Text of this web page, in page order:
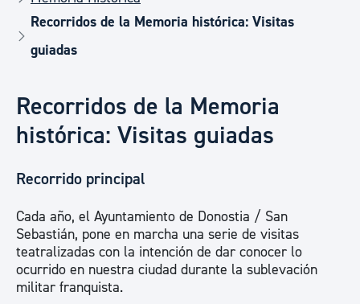
Recorridos de la Memoria histórica: Visitas
guiadas
Recorridos de la Memoria
histórica: Visitas guiadas
Recorrido principal
Cada año, el Ayuntamiento de Donostia / San
Sebastián, pone en marcha una serie de visitas
teatralizadas con la intención de dar conocer lo
ocurrido en nuestra ciudad durante la sublevación
militar franquista.